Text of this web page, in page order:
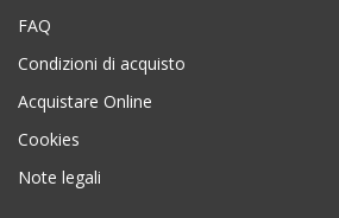
FAQ
Condizioni di acquisto
Acquistare Online
Cookies
Note legali